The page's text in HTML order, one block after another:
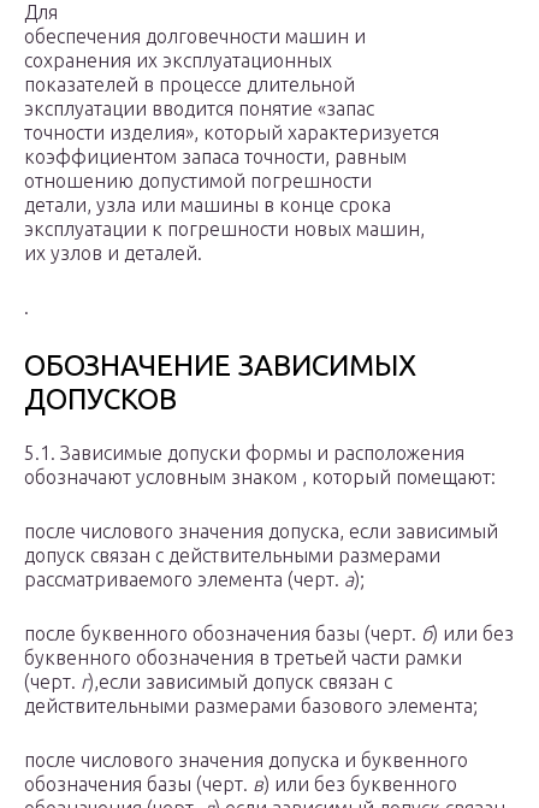
Для
обеспечения долговечности машин и
сохранения их эксплуатационных
показателей в процессе длительной
эксплуатации вводится понятие «запас
точности изделия», который характеризуется
коэффициентом запаса точности, равным
отношению допустимой погрешности
детали, узла или машины в конце срока
эксплуатации к погрешности новых машин,
их узлов и деталей.
.
ОБОЗНАЧЕНИЕ ЗАВИСИМЫХ
ДОПУСКОВ
5.1. Зависимые допуски формы и расположения
обозначают условным знаком , который помещают:
после числового значения допуска, если зависимый
допуск связан с действительными размерами
рассматриваемого элемента (черт. а);
после буквенного обозначения базы (черт. б) или без
буквенного обозначения в третьей части рамки
(черт. г),если зависимый допуск связан с
действительными размерами базового элемента;
после числового значения допуска и буквенного
обозначения базы (черт. в) или без буквенного